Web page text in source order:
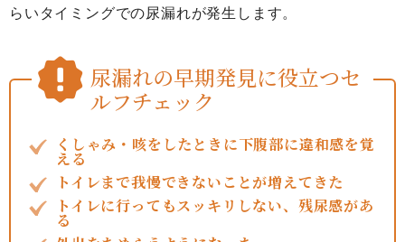
らいタイミングでの尿漏れが発生します。
尿漏れの早期発見に役立つセ
ルフチェック
くしゃみ・咳をしたときに下腹部に違和感を覚
える
トイレまで我慢できないことが増えてきた
トイレに行ってもスッキリしない、残尿感があ
る